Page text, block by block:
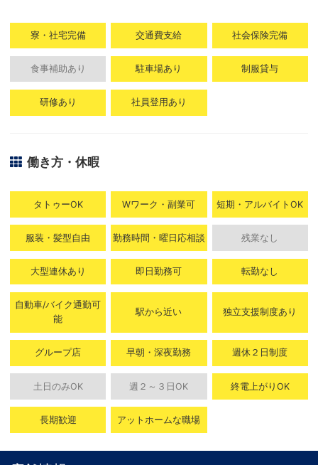
寮・社宅完備 交通費支給 社会保険完備
食事補助あり 駐車場あり 制服貸与
研修あり 社員登用あり
働き方・休暇
タトゥーOK Wワーク・副業可 短期・アルバイトOK
服装・髪型自由 勤務時間・曜日応相談 残業なし
大型連休あり 即日勤務可 転勤なし
自動車/バイク通勤可
能
駅から近い 独立支援制度あり
グループ店 早朝・深夜勤務 週休２日制度
土日のみOK 週２～３日OK 終電上がりOK
長期歓迎 アットホームな職場